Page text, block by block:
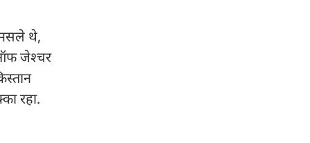
थे,
जेश्चर
रहा.